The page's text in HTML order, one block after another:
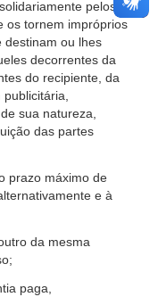
pelos
os tornem impróprios
destinam ou lhes
decorrentes da
do recipiente, da
sua natureza,
das partes
prazo máximo de
e à
da mesma
paga,